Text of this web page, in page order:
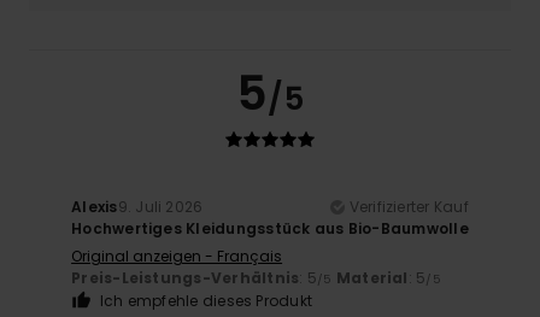
5/5
Alexis9. Juli 2026
Verifizierter Kauf
Hochwertiges Kleidungsstück aus Bio-Baumwolle
Original anzeigen - Français
Preis-Leistungs-Verhältnis: 5/5 Material: 5/5
Ich empfehle dieses Produkt